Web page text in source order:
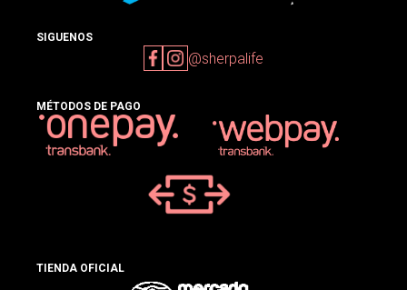
SIGUENOS
@sherpalife
MÉTODOS DE PAGO
TIENDA OFICIAL